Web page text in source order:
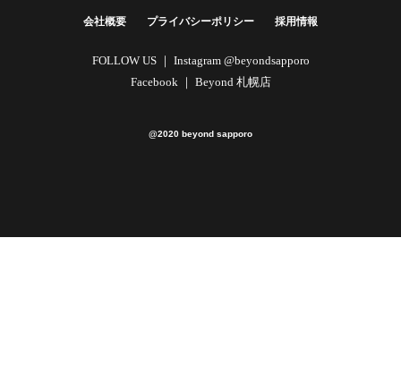
会社概要 プライバシーポリシー 採用情報
FOLLOW US ｜ Instagram @beyondsapporo
Facebook ｜ Beyond 札幌店
@2020 beyond sapporo